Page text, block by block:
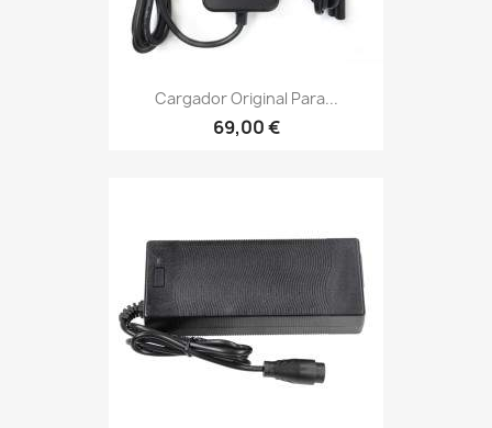
Cargador Original Para...
69,00 €